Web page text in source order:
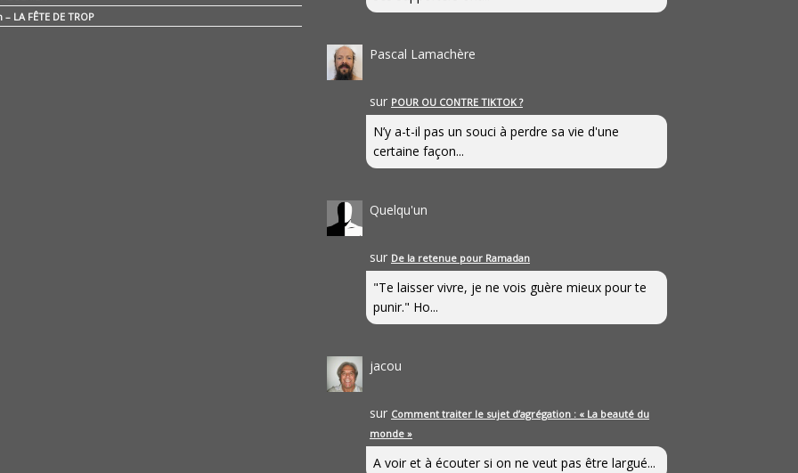
LA FÊTE DE TROP
Pascal Lamachère
sur POUR OU CONTRE TIKTOK ?
N’y a-t-il pas un souci à perdre sa vie d'une
certaine façon...
Quelqu'un
sur De la retenue pour Ramadan
"Te laisser vivre, je ne vois guère mieux pour te
punir." Ho...
jacou
sur Comment traiter le sujet d’agrégation : « La beauté du
monde »
A voir et à écouter si on ne veut pas être largué...